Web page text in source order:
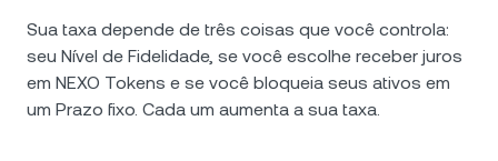
Sua taxa depende de três coisas que você controla:
seu Nível de Fidelidade, se você escolhe receber juros
em NEXO Tokens e se você bloqueia seus ativos em
um Prazo fixo. Cada um aumenta a sua taxa.